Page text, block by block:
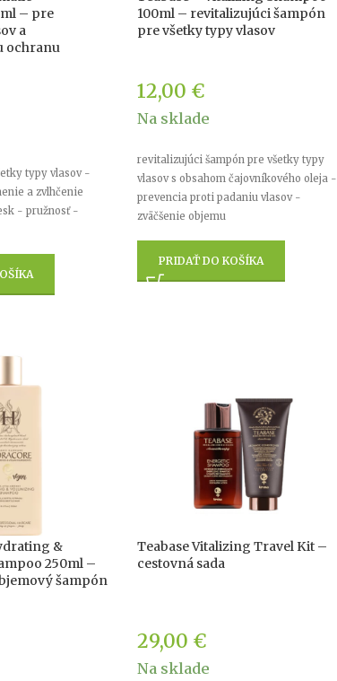
– pre
a
ochranu
typy vlasov -
a zvlhčenie
- pružnosť -
100ml – revitalizujúci šampón
pre všetky typy vlasov
12,00 €
Na sklade
revitalizujúci šampón pre všetky typy
vlasov s obsahom čajovníkového oleja -
prevencia proti padaniu vlasov -
zväčšenie objemu
PRIDAŤ DO KOŠÍKA
&
250ml –
šampón
Teabase Vitalizing Travel Kit –
cestovná sada
29,00 €
Na sklade